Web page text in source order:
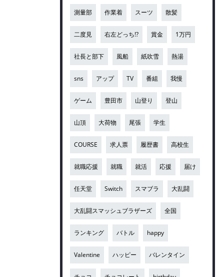
測量部 作業着 スーツ 散髪
二度見 右左どっち!? 賞金 1万円
社長と部下 風船 紙吹雪 熱湯
sns アップ TV 番組 我慢
ゲーム 豊田市 山登り 登山
山頂 大荷物 尾張 学生
COURSE 求人票 履歴書 高校生
就職応援 就職 就活 応援 届け
任天堂 Switch スマブラ 大乱闘
大乱闘スマッシュブラザーズ 全国
ランキング バトル happy
Valentine ハッピー バレンタイン